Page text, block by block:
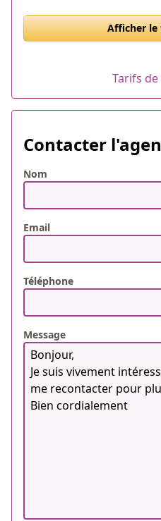
Afficher le
Tarifs
Contacter
Nom
Email
Téléphone
Message